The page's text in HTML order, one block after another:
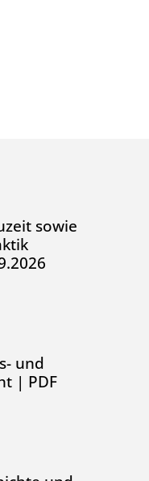
sowie
Geschichte und
und
| PDF